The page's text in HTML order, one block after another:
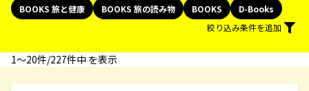
BOOKS 旅と健康
BOOKS 旅の読み物 BOOKS
D-Books
絞り込み条件を追加
1〜20件/227件中 を表示